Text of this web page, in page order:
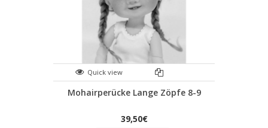
Quick view
Mohairperücke Lange Zöpfe 8-9
39,50€